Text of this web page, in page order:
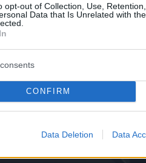
opt-out of Collection, Use,
Data that Is Unrelated with
CONFIRM
Data Deletion Data